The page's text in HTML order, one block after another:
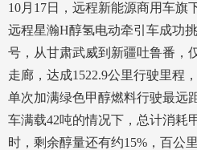
10月17日，远程新能源商用车
远程星瀚H醇氢电动牵引车成功
号，从甘肃武威到新疆吐鲁番，
走廊，达成1522.9公里行驶里程
单次加满绿色甲醇燃料行驶最远
车满载42吨的情况下，总计消耗
时，剩余醇量还有约15%，百公